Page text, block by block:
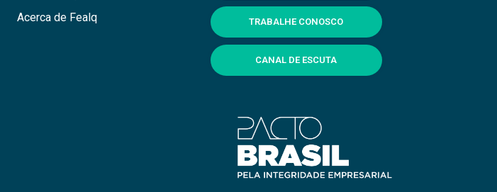
Acerca de Fealq
TRABALHE CONOSCO
CANAL DE ESCUTA